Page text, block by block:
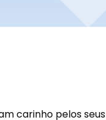
carinho pelos seus